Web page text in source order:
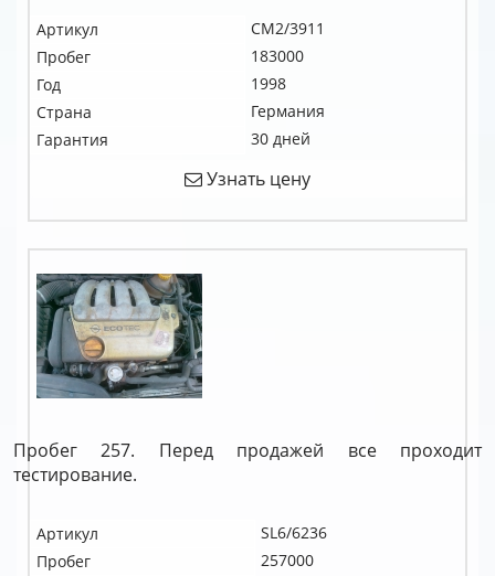
Артикул
CM2/3911
Пробег
183000
Год
1998
Страна
Германия
Гарантия
30 дней
Узнать цену
Пробег 257. Перед продажей все проходит
тестирование.
Артикул
SL6/6236
Пробег
257000